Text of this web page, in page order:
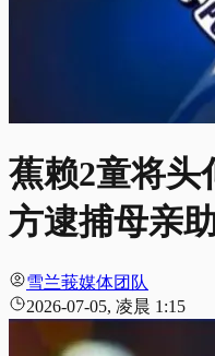
蕉赖2童将头
方逮捕母亲
雪兰莪媒体团队
2026-07-05, 凌晨 1:15